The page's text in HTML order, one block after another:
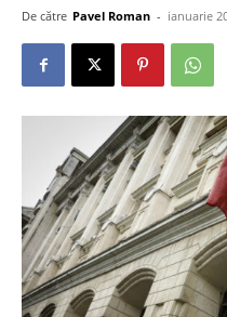
De către Pavel Roman - ianuarie